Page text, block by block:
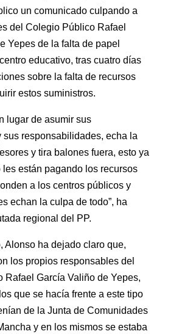
un comunicado culpando a
del Colegio Público Rafael
Yepes de la falta de papel
educativo, tras cuatro días
sobre la falta de recursos
estos suministros.
lugar de asumir sus
sus responsabilidades, echa la
y tira balones fuera, esto ya
están pagando los recursos
a los centros públicos y
echan la culpa de todo”, ha
regional del PP.
Alonso ha dejado claro que,
los propios responsables del
Rafael García Valiño de Yepes,
que se hacía frente a este tipo
de la Junta de Comunidades
y en los mismos se estaba